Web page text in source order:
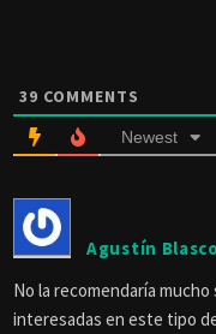
39 COMMENTS
Newest
Agustín
No la recomendaría
interesadas en este tipo